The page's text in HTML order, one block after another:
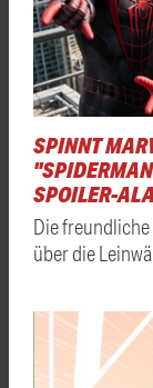
SPINNT
SPOILER-
Die
über die